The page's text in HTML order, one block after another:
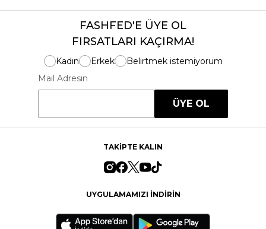
FASHFED'E ÜYE OL
FIRSATLARI KAÇIRMA!
Kadın Erkek
Belirtmek istemiyorum
Mail Adresin
ÜYE OL
TAKİPTE KALIN
UYGULAMAMIZI İNDİRİN